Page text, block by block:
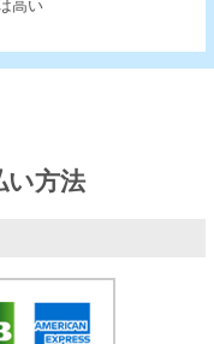
高い
い方法